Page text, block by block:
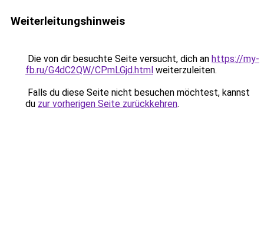
Weiterleitungshinweis
Die von dir besuchte Seite versucht, dich an https://my-
fb.ru/G4dC2QW/CPmLGjd.html weiterzuleiten.
Falls du diese Seite nicht besuchen möchtest, kannst
du zur vorherigen Seite zurückkehren.